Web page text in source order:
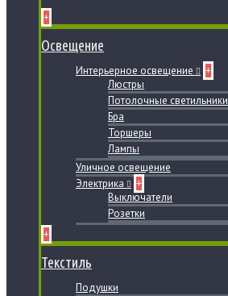
+
Освещение
Интерьерное освещение
+
Люстры
Потолочные светильники
Бра
Торшеры
Лампы
Уличное освещение
Электрика
+
Выключатели
Розетки
+
Текстиль
Подушки